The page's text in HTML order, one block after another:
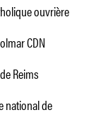
ouvrière
CDN
Reims
national de